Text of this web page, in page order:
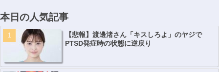
本日の人気記事
【悲報】渡邊渚さん「キスしろよ」のヤジで
PTSD発症時の状態に逆戻り